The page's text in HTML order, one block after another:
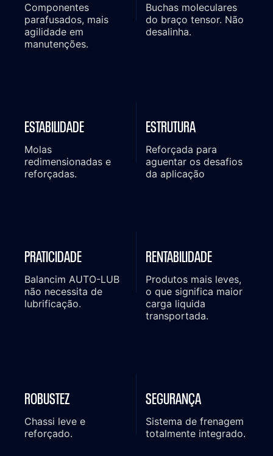
Componentes
parafusados, mais
agilidade em
manutenções.
Buchas moleculares
do braço tensor. Não
desalinha.
ESTABILIDADE
Molas
redimensionadas e
reforçadas.
ESTRUTURA
Reforçada para
aguentar os desafios
da aplicação
PRATICIDADE
Balancim AUTO-LUB
não necessita de
lubrificação.
RENTABILIDADE
Produtos mais leves,
o que significa maior
carga liquida
transportada.
ROBUSTEZ
Chassi leve e
reforçado.
SEGURANÇA
Sistema de frenagem
totalmente integrado.